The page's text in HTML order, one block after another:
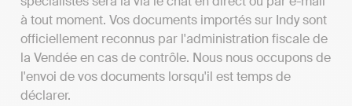
à tout moment. Vos documents importés sur Indy sont
officiellement reconnus par l'administration fiscale de
la Vendée en cas de contrôle. Nous nous occupons de
l'envoi de vos documents lorsqu'il est temps de
déclarer.